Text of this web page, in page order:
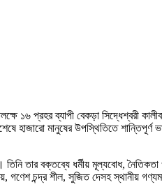
১৬ প্রহর ব্যাপী বেকড়া সিদ্ধেশ্বরী
হাজারো মানুষের উপস্থিতিতে
তিনি তার বক্তব্যে ধর্মীয় মূল্যবোধ,
চন্দ্র শীল, সুজিত দেসহ স্থানীয়